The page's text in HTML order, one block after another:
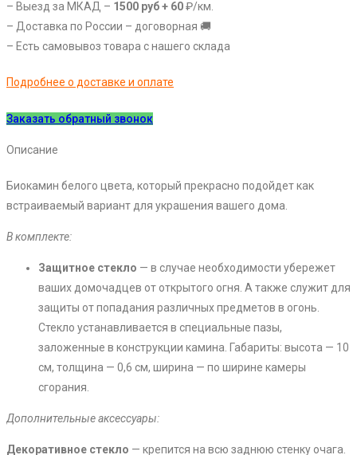
– Выезд за МКАД – 1500 руб + 60₽/км.
– Доставка по России – договорная 🚚
– Есть самовывоз товара с нашего склада
Подробнее о доставке и оплате
Заказать обратный звонок
Описание
Биокамин белого цвета, который прекрасно подойдет как
встраиваемый вариант для украшения вашего дома.
В комплекте:
Защитное стекло — в случае необходимости убережет
ваших домочадцев от открытого огня. А также служит для
защиты от попадания различных предметов в огонь.
Стекло устанавливается в специальные пазы,
заложенные в конструкции камина. Габариты: высота — 10
см, толщина — 0,6 см, ширина — по ширине камеры
сгорания.
Дополнительные аксессуары:
Декоративное стекло — крепится на всю заднюю стенку очага.